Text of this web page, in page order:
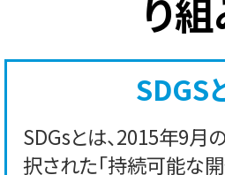
り
SDGS
SDGsとは、2015年9月
択された「持続可能な